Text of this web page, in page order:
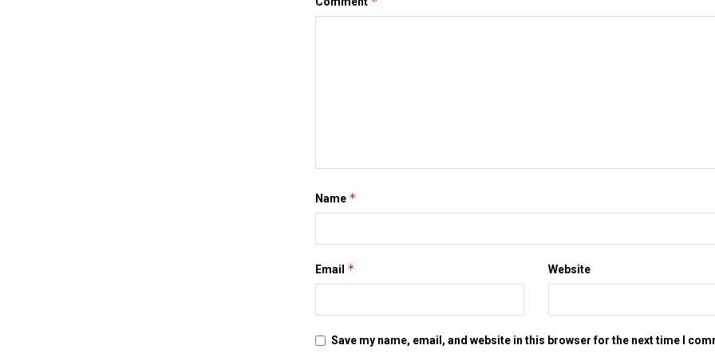
Name *
Email * Website
Save my name, email, and website in this browser for the next time I